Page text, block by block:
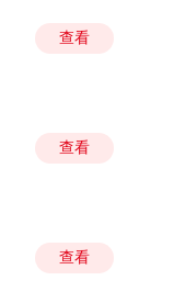
查看
查看
查看